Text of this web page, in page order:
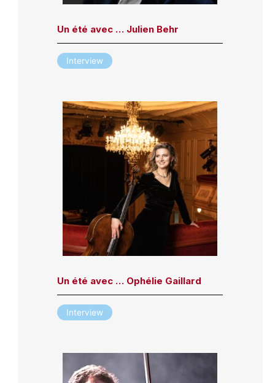
Un été avec … Julien Behr
Interview
Un été avec … Ophélie Gaillard
Interview